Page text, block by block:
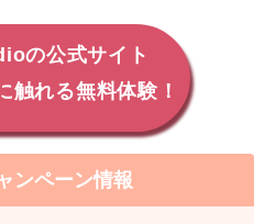
の公式サイト
触れる無料体験！
ンペーン情報